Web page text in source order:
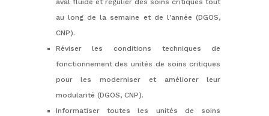
aval fluide et régulier des soins critiques tout
au long de la semaine et de l’année (DGOS,
CNP).
Réviser les conditions techniques de
fonctionnement des unités de soins critiques
pour les moderniser et améliorer leur
modularité (DGOS, CNP).
Informatiser toutes les unités de soins